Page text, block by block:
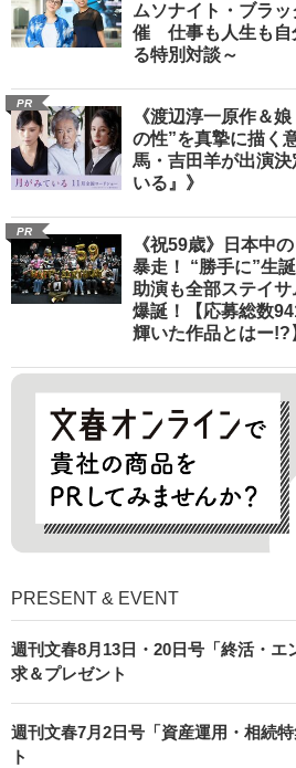
ムソナイト・ブラ
催 仕事も人生も自
る特別対談～
PR
《渡辺淳一原作＆
の性”を真摯に描く
馬・吉田羊が出演
いる』》
PR
《祝59歳》日本中
暴走！ “勝手に”生
助演も全部ステイサ
爆誕！【応募総数
輝いた作品とはー!?
PRESENT & EVENT
週刊文春8月13日・20日号「終活・エ
求＆プレゼント
週刊文春7月2日号「資産運用・相続
ト